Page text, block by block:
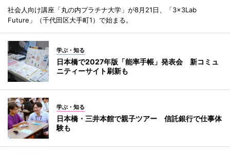
社会人向け講座「丸の内プラチナ大学」が8月21日、「3×3Lab
Future」（千代田区大手町1）で始まる。
学ぶ・知る
日本橋で2027年版「能率手帳」発表会 新コミュ
ニティーサイト刷新も
学ぶ・知る
日本橋・三井本館で親子ツアー 信託銀行で仕事体
験も